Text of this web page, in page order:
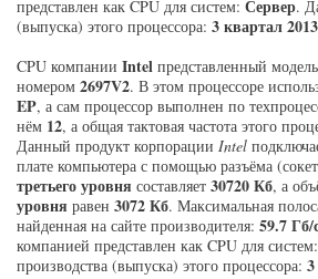
представлен как CPU для систем: Сервер.
(выпуска) этого процессора: 3 квартал 2013
CPU компании Intel представленный
номером 2697V2. В этом процессоре
EP, а сам процессор выполнен по
нём 12, а общая тактовая частота этого
Данный продукт корпорации Intel
плате компьютера с помощью разъёма
третьего уровня составляет 30720 Кб, а
уровня равен 3072 Кб. Максимальная
найденная на сайте производителя: 59.7 Гб/
компанией представлен как CPU для систем:
производства (выпуска) этого процессора: